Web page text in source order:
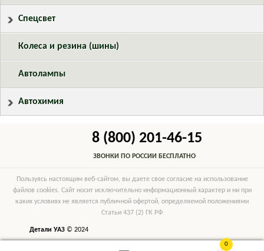
Спецсвет
Колеса и резина (шины)
Автолампы
Автохимия
8 (800) 201-46-15
ЗВОНКИ ПО РОССИИ БЕСПЛАТНО
0
Пользуясь настоящим веб-сайтом, вы даете свое согласие на использование
файлов cookies. Сайт носит исключительно информационный характер и ни при
каких условиях не является публичной офертой, определяемой положениями
Статьи 437 (2) ГК РФ
Детали УАЗ © 2024